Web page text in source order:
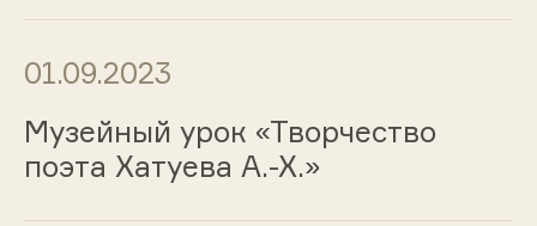
01.09.2023
Музейный урок «Творчество
поэта Хатуева А.-Х.»